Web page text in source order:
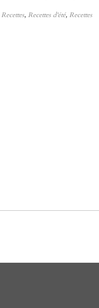
Recettes, Recettes d'été, Recettes